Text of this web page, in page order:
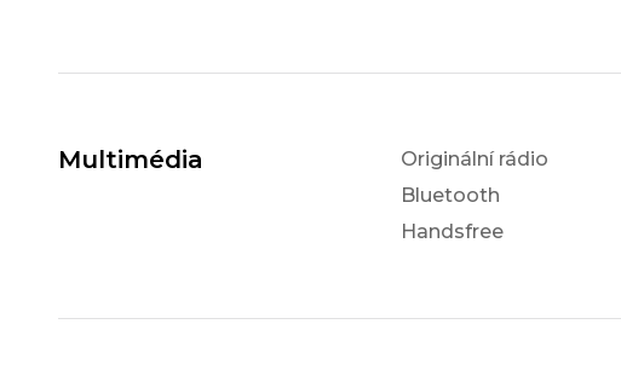
Multimédia
Originální rádio
Bluetooth
Handsfree